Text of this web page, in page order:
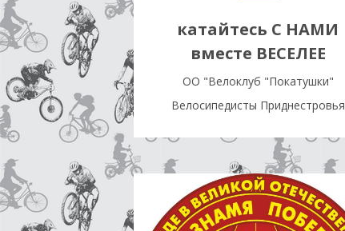
катайтесь С НАМИ
вместе ВЕСЕЛЕЕ
OO "Велоклуб "Покатушки"
Велосипедисты Приднестровья